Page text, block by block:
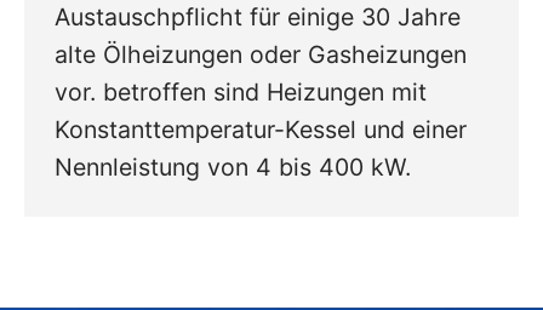
Austauschpflicht für einige 30 Jahre
alte Ölheizungen oder Gasheizungen
vor. betroffen sind Heizungen mit
Konstanttemperatur-Kessel und einer
Nennleistung von 4 bis 400 kW.